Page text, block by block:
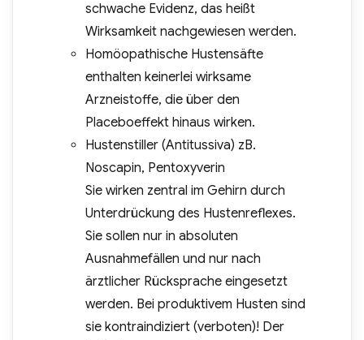
schwache Evidenz, das heißt
Wirksamkeit nachgewiesen werden.
Homöopathische Hustensäfte
enthalten keinerlei wirksame
Arzneistoffe, die über den
Placeboeffekt hinaus wirken.
Hustenstiller (Antitussiva) zB.
Noscapin, Pentoxyverin
Sie wirken zentral im Gehirn durch
Unterdrückung des Hustenreflexes.
Sie sollen nur in absoluten
Ausnahmefällen und nur nach
ärztlicher Rücksprache eingesetzt
werden. Bei produktivem Husten sind
sie kontraindiziert (verboten)! Der